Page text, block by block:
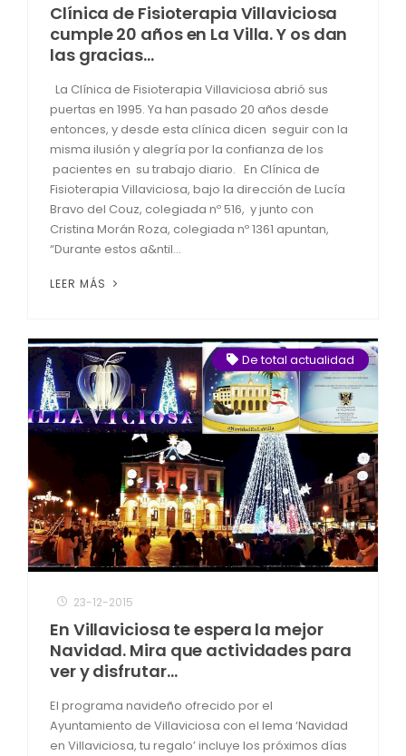
Clínica de Fisioterapia Villaviciosa
cumple 20 años en La Villa. Y os dan
las gracias…
La Clínica de Fisioterapia Villaviciosa abrió sus
puertas en 1995. Ya han pasado 20 años desde
entonces, y desde esta clínica dicen seguir con la
misma ilusión y alegría por la confianza de los
pacientes en su trabajo diario. En Clínica de
Fisioterapia Villaviciosa, bajo la dirección de Lucía
Bravo del Couz, colegiada nº 516, y junto con
Cristina Morán Roza, colegiada nº 1361 apuntan,
“Durante estos a&ntil...
LEER MÁS
De total actualidad
23-12-2015
En Villaviciosa te espera la mejor
Navidad. Mira que actividades para
ver y disfrutar…
El programa navideño ofrecido por el
Ayuntamiento de Villaviciosa con el lema ‘Navidad
en Villaviciosa, tu regalo’ incluye los próximos días